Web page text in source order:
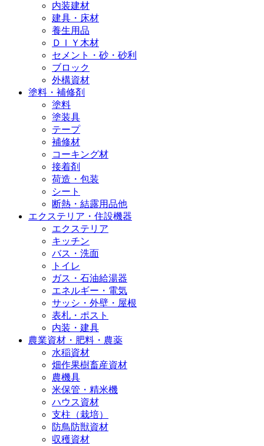
内装建材
建具・床材
養生用品
ＤＩＹ木材
セメント・砂・砂利
ブロック
外構資材
塗料・補修剤
塗料
塗装具
テープ
補修材
コーキング材
接着剤
荷造・包装
シート
断熱・結露用品他
エクステリア・住設機器
エクステリア
キッチン
バス・洗面
トイレ
ガス・石油給湯器
エネルギー・電気
サッシ・外壁・屋根
表札・ポスト
内装・建具
農業資材・肥料・農薬
水稲資材
畑作果樹畜産資材
農機具
米保管・精米機
ハウス資材
支柱（栽培）
防鳥防獣資材
収穫資材